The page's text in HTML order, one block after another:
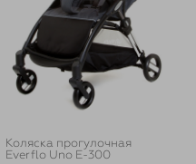
Коляска прогулочная
Everflo Uno E-300